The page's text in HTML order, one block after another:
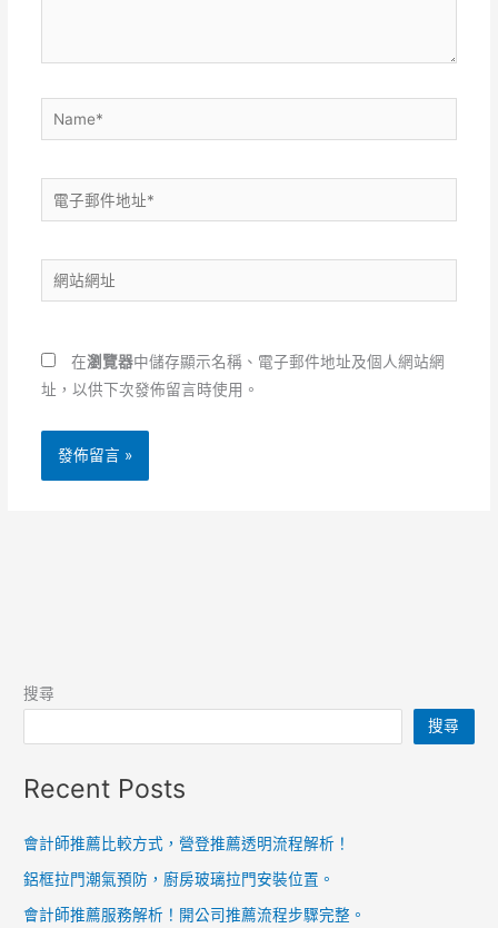
Name*
電
子
件
地
*
站
址
在瀏覽器中儲存顯示名稱、電子郵件地址及個人網站網
址，以供下次發佈留言時使用。
搜尋
搜尋
Recent Posts
會計師推薦比較方式，營登推薦透明流程解析！
鋁框拉門潮氣預防，廚房玻璃拉門安裝位置。
會計師推薦服務解析！開公司推薦流程步驟完整。